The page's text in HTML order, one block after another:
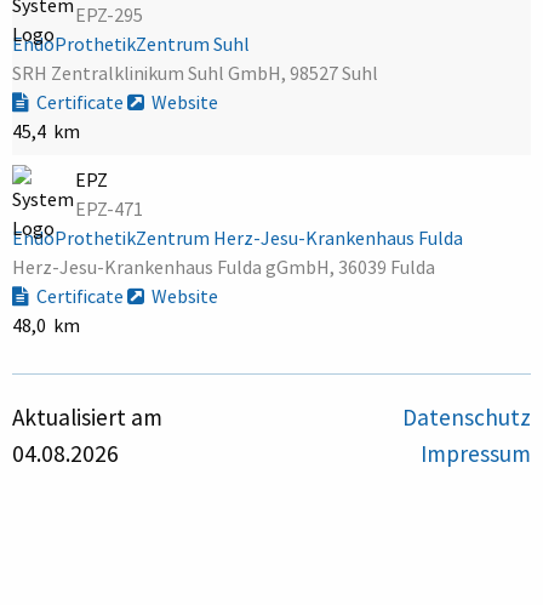
EPZ-295
EndoProthetikZentrum Suhl
SRH Zentralklinikum Suhl GmbH, 98527 Suhl
Certificate
Website
45,4 km
EPZ
EPZ-471
EndoProthetikZentrum Herz-Jesu-Krankenhaus Fulda
Herz-Jesu-Krankenhaus Fulda gGmbH, 36039 Fulda
Certificate
Website
48,0 km
Aktualisiert am
04.08.2026
Datenschutz
Impressum